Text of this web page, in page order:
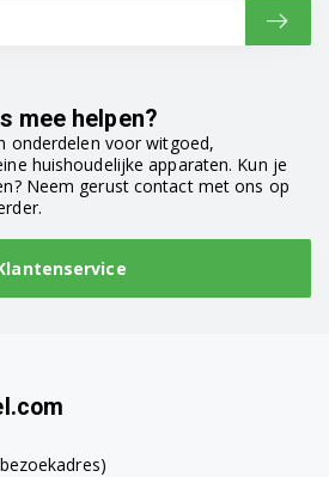
mee helpen?
onderdelen voor witgoed,
huishoudelijke apparaten. Kun je
Neem gerust contact met ons op